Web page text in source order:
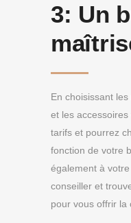
3: Un
En choisissant les
et les
tarifs et pourrez
fonction de votre
également à
conseiller et
pour vous offrir la